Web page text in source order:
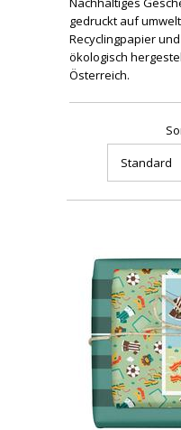
gedruckt auf
Recyclingpapier
ökologisch
Österreich.